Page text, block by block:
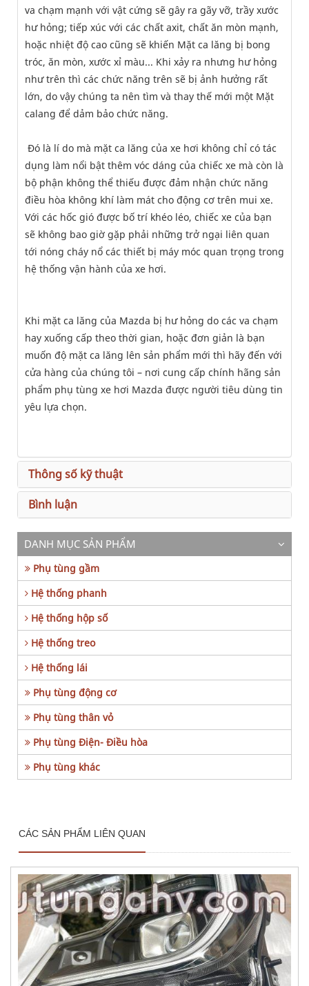
va chạm mạnh với vật cứng sẽ gây ra gãy vỡ, trầy xước
hư hỏng; tiếp xúc với các chất axit, chất ăn mòn mạnh,
hoặc nhiệt độ cao cũng sẽ khiến Mặt ca lăng bị bong
tróc, ăn mòn, xước xỉ màu... Khi xảy ra nhưng hư hỏng
như trên thì các chức năng trên sẽ bị ảnh hưởng rất
lớn, do vậy chúng ta nên tìm và thay thế mới một Mặt
calang để dảm bảo chức năng.
Đó là lí do mà mặt ca lăng của xe hơi không chỉ có tác
dụng làm nổi bật thêm vóc dáng của chiếc xe mà còn là
bộ phận không thể thiếu được đảm nhận chức năng
điều hòa không khí làm mát cho động cơ trên mui xe.
Với các hốc gió được bố trí khéo léo, chiếc xe của bạn
sẽ không bao giờ gặp phải những trở ngại liên quan
tới nóng cháy nổ các thiết bị máy móc quan trọng trong
hệ thống vận hành của xe hơi.
Khi mặt ca lăng của Mazda bị hư hỏng do các va chạm
hay xuống cấp theo thời gian, hoặc đơn giản là bạn
muốn độ mặt ca lăng lên sản phẩm mới thì hãy đến với
cửa hàng của chúng tôi – nơi cung cấp chính hãng sản
phẩm phụ tùng xe hơi Mazda được người tiêu dùng tin
yêu lựa chọn.
Thông số kỹ thuật
Bình luận
DANH MỤC SẢN PHẨM
Phụ tùng gầm
Hệ thống phanh
Hệ thống hộp số
Hệ thống treo
Hệ thống lái
Phụ tùng động cơ
Phụ tùng thân vỏ
Phụ tùng Điện- Điều hòa
Phụ tùng khác
CÁC SẢN PHẨM LIÊN QUAN